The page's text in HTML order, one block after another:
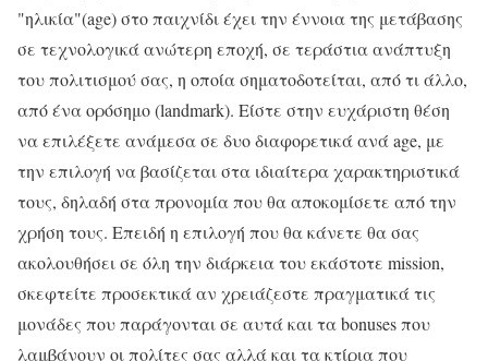
"ηλικία"(age) στο παιχνίδι έχει την έννοια της μετάβασης
σε τεχνολογικά ανώτερη εποχή, σε τεράστια ανάπτυξη
του πολιτισμού σας, η οποία σηματοδοτείται, από τι άλλο,
από ένα ορόσημο (landmark). Είστε στην ευχάριστη θέση
να επιλέξετε ανάμεσα σε δυο διαφορετικά ανά age, με
την επιλογή να βασίζεται στα ιδιαίτερα χαρακτηριστικά
τους, δηλαδή στα προνομία που θα αποκομίσετε από την
χρήση τους. Επειδή η επιλογή που θα κάνετε θα σας
ακολουθήσει σε όλη την διάρκεια του εκάστοτε mission,
σκεφτείτε προσεκτικά αν χρειάζεστε πραγματικά τις
μονάδες που παράγονται σε αυτά και τα bonuses που
λαμβάνουν οι πολίτες σας αλλά και τα κτίρια που